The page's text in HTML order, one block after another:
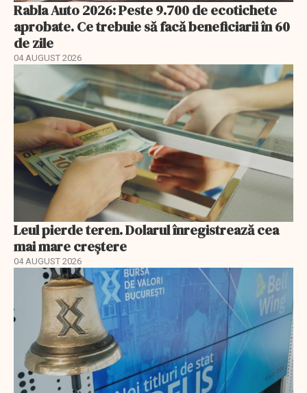
Rabla Auto 2026: Peste 9.700 de ecotichete
aprobate. Ce trebuie să facă beneficiarii în 60
de zile
04 AUGUST 2026
Leul pierde teren. Dolarul înregistrează cea
mai mare creștere
04 AUGUST 2026